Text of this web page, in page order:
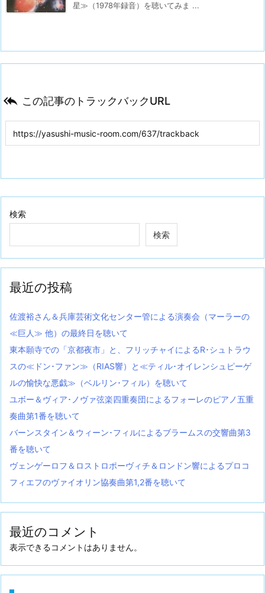
星≫（1978年録音）を聴いてみま ...
 この記事のトラックバックURL
検索
検索
最近の投稿
佐渡裕さん＆兵庫芸術文化センター管による演奏会（マーラーの
≪巨人≫ 他）の最終日を聴いて
東本願寺での「京都夜市」と、フリッチャイによるR･シュトラウ
スの≪ドン･ファン≫（RIAS響）と≪ティル･オイレンシュピーゲ
ルの愉快な悪戯≫（ベルリン･フィル）を聴いて
ユボー＆ヴィア･ノヴァ弦楽四重奏団によるフォーレのピアノ五重
奏曲第1番を聴いて
バーンスタイン＆ウィーン･フィルによるブラームスの交響曲第3
番を聴いて
ヴェンゲーロフ＆ロストロポーヴィチ＆ロンドン響によるプロコ
フィエフのヴァイオリン協奏曲第1,2番を聴いて
最近のコメント
表示できるコメントはありません。